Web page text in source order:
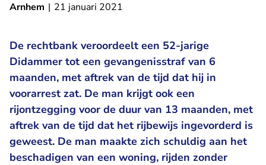
Arnhem | 21 januari 2021
De rechtbank veroordeelt een 52-jarige
Didammer tot een gevangenisstraf van 6
maanden, met aftrek van de tijd dat hij in
voorarrest zat. De man krijgt ook een
rijontzegging voor de duur van 13 maanden, met
aftrek van de tijd dat het rijbewijs ingevorderd is
geweest. De man maakte zich schuldig aan het
beschadigen van een woning, rijden zonder